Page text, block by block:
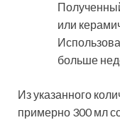
или
больше
Из указанного
примерно 300 мл